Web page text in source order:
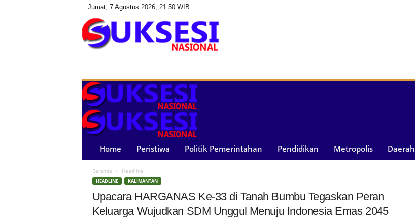
Jumat, 7 Agustus 2026, 21:50 WIB
s
e
i
N
i
Home Peristiwa Politik Pemerintahan Pendidikan Metropolis Daerah
Beranda Headline
HEADLINE KALIMANTAN
Upacara HARGANAS Ke-33 di Tanah Bumbu Tegaskan Peran
Keluarga Wujudkan SDM Unggul Menuju Indonesia Emas 2045